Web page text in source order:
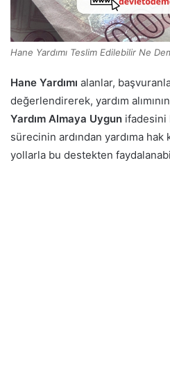
Hane Yardımı Teslim Edilebilir Ne
Hane Yardımı alanlar,
değerlendirerek, yardım
Yardım Almaya Uygun ifadesini
sürecinin ardından yardıma
yollarla bu destekten